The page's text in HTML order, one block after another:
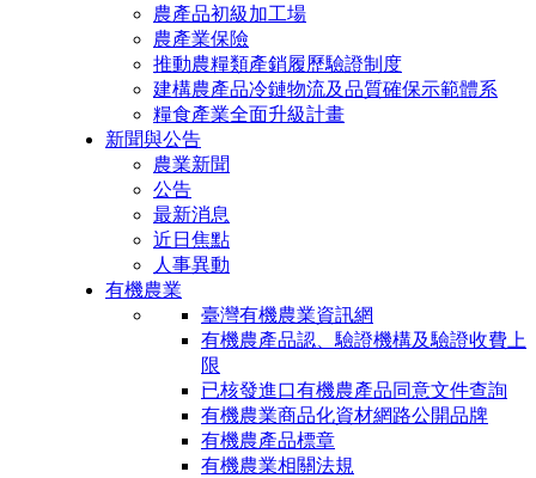
農產品初級加工場
農產業保險
推動農糧類產銷履歷驗證制度
建構農產品冷鏈物流及品質確保示範體系
糧食產業全面升級計畫
新聞與公告
農業新聞
公告
最新消息
近日焦點
人事異動
有機農業
臺灣有機農業資訊網
有機農產品認、驗證機構及驗證收費上
限
已核發進口有機農產品同意文件查詢
有機農業商品化資材網路公開品牌
有機農產品標章
有機農業相關法規